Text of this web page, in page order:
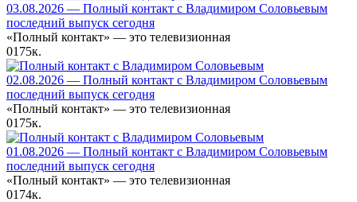
03.08.2026 — Полный контакт с Владимиром Соловьевым
последний выпуск сегодня
«Полный контакт» — это телевизионная
0175к.
02.08.2026 — Полный контакт с Владимиром Соловьевым
последний выпуск сегодня
«Полный контакт» — это телевизионная
0175к.
01.08.2026 — Полный контакт с Владимиром Соловьевым
последний выпуск сегодня
«Полный контакт» — это телевизионная
0174к.